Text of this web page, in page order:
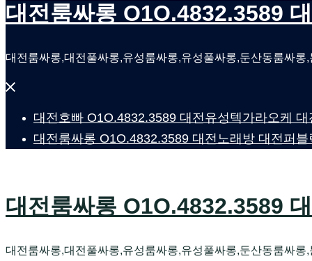
대전룸싸롱 O1O.4832.3589
대전룸싸롱,대전풀싸롱,유성룸싸롱,유성풀싸롱,둔산동룸싸롱
Close
대전호빠 O1O.4832.3589 대전유성텍가라오케
대전룸싸롱 O1O.4832.3589 대전노래방 대전퍼
대전룸싸롱 O1O.4832.3589
대전룸싸롱,대전풀싸롱,유성룸싸롱,유성풀싸롱,둔산동룸싸롱